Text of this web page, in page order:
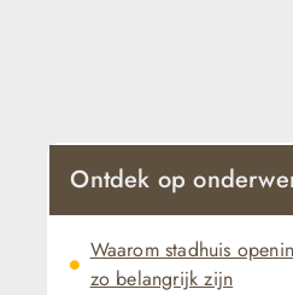
Ontdek op
Waarom stadhuis
zo belangrijk zijn